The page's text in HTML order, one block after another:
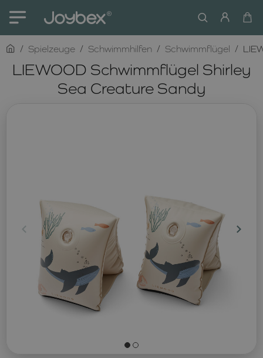
LIEWOOD Schwimmflügel Shirley
Sea Creature Sandy
homeSpielzeuge Schwimmhilfen Schwimmflügel